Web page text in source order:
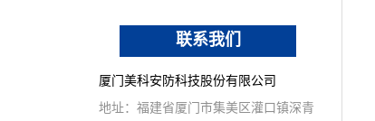
联系我们
厦门美科安防科技股份有限公司
地址：福建省厦门市集美区灌口镇深青